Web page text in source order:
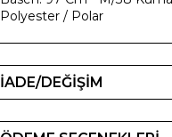
Polyester / Polar
İADE/DEĞİŞİM